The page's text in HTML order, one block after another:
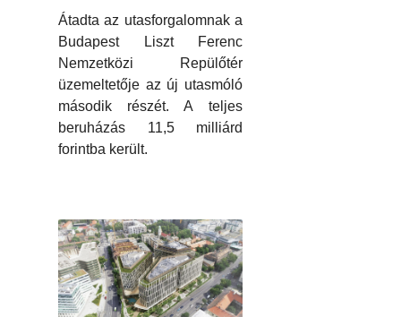
Átadta az utasforgalomnak a
Budapest Liszt Ferenc
Nemzetközi Repülőtér
üzemeltetője az új utasmóló
második részét. A teljes
beruházás 11,5 milliárd
forintba került.